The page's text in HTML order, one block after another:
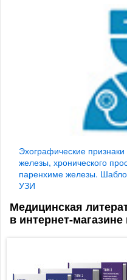
Эхографические
железы, хронического
паренхиме железы.
УЗИ
Медицинская
в интернет-